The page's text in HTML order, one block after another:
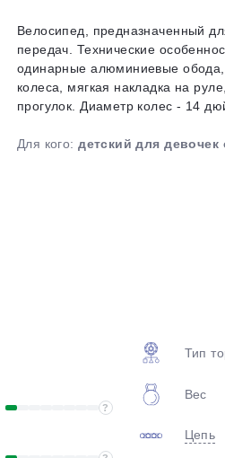
Велосипед, предназначенный
передач. Технические
одинарные алюминиевые
колеса, мягкая накладка на
прогулок. Диаметр колес - 14
Для кого:детский для девочек
?
Тип
Вес
Цепь
об оплате Плайтом